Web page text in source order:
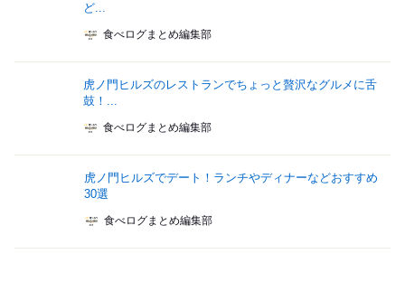
ど...
食べログまとめ編集部
虎ノ門ヒルズのレストランでちょっと贅沢なグルメに舌
鼓！...
食べログまとめ編集部
虎ノ門ヒルズでデート！ランチやディナーなどおすすめ
30選
食べログまとめ編集部